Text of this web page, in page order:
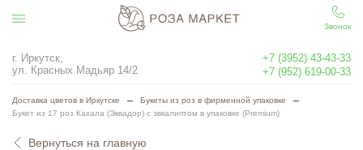
Звонок
г. Иркутск,
ул. Красных Мадьяр 14/2
+7 (3952) 43-43-33
+7 (952) 619-00-33
Доставка цветов в Иркутске
Букеты из роз в фирменной упаковке
Букет из 17 роз Кахала (Эквадор) с эвкалиптом в упаковке (Premium)
Вернуться на главную